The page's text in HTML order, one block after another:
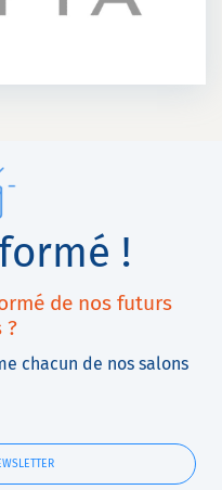
!
de nos futurs
?
chacun de nos salons